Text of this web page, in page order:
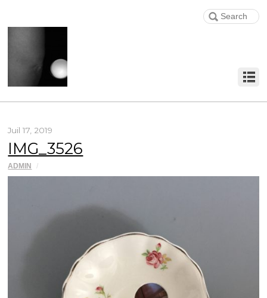
Juil 17, 2019
IMG_3526
ADMIN /